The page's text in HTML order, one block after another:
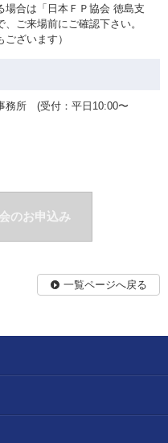
合は「日本ＦＰ協会 徳島支
ご来場前にご確認下さい。
ざいます）
務所 (受付：平日10:00〜
のお申込み
一覧ページへ戻る